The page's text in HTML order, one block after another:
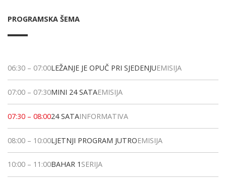
PROGRAMSKA ŠEMA
06:30 – 07:00LEŽANJE JE OPUČ PRI SJEDENJUEMISIJA
07:00 – 07:30MINI 24 SATAEMISIJA
07:30 – 08:0024 SATAINFORMATIVA
08:00 – 10:00LJETNJI PROGRAM JUTROEMISIJA
10:00 – 11:00BAHAR 1 SERIJA